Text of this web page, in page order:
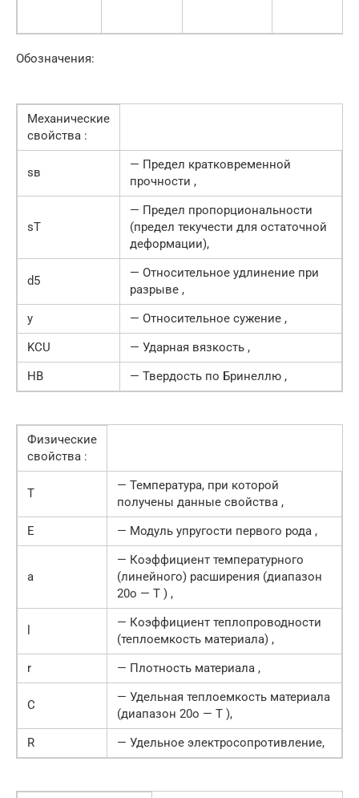
Обозначения:
Механические
свойства :
sв
— Предел кратковременной
прочности ,
sT
— Предел пропорциональности
(предел текучести для остаточной
деформации),
d5
— Относительное удлинение при
разрыве ,
y
— Относительное сужение ,
KCU
— Ударная вязкость ,
HB
— Твердость по Бринеллю ,
Физические
свойства :
T
— Температура, при которой
получены данные свойства ,
E
— Модуль упругости первого рода ,
a
— Коэффициент температурного
(линейного) расширения (диапазон
20o — T ) ,
— Коэффициент теплопроводности
(теплоемкость материала) ,
r
— Плотность материала ,
C
— Удельная теплоемкость материала
(диапазон 20o — T ),
R
— Удельное электросопротивление,